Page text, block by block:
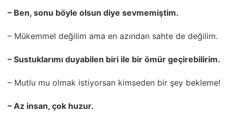
– Ben, sonu böyle olsun diye sevmemiştim.
– Mükemmel değilim ama en azından sahte de değilim.
– Sustuklarımı duyabilen biri ile bir ömür geçirebilirim.
– Mutlu mu olmak istiyorsan kimseden bir şey bekleme!
– Az insan, çok huzur.